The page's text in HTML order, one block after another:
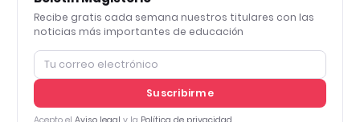
Recibe gratis cada semana nuestros titulares con las
noticias más importantes de educación
Suscribirme